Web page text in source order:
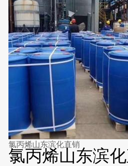
氯丙烯山东滨化直销
氯丙烯山东滨